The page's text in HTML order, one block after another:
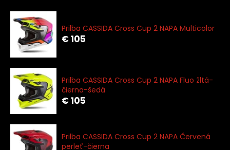
Prilba CASSIDA Cross Cup 2 NAPA Multicolor
€ 105
Prilba CASSIDA Cross Cup 2 NAPA Fluo žltá-
čierna-šedá
€ 105
Prilba CASSIDA Cross Cup 2 NAPA Červená
perleť-čierna